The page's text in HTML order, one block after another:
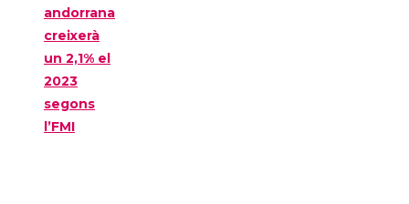
andorrana
creixerà
un 2,1% el
2023
segons
l’FMI